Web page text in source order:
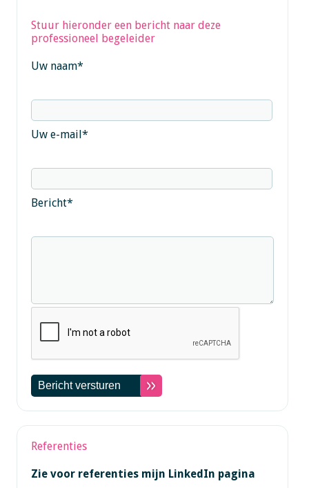
Stuur hieronder een bericht naar deze
professioneel begeleider
Uw naam*
Uw e-mail*
Bericht*
Referenties
Zie voor referenties mijn LinkedIn pagina